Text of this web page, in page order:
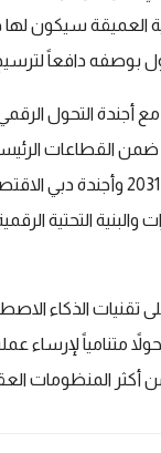
العميقة سيكون
بوصفه دافعاً
أجندة التحول
القطاعات
والبنية التحتية
على تقنيات الذكاء
متنامياً لإرساء
أكثر المنظومات